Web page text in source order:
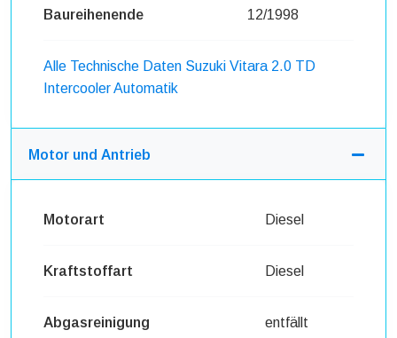
Baureihenende 12/1998
Alle Technische Daten Suzuki Vitara 2.0 TD
Intercooler Automatik
Motor und Antrieb
Motorart Diesel
Kraftstoffart Diesel
Abgasreinigung entfällt